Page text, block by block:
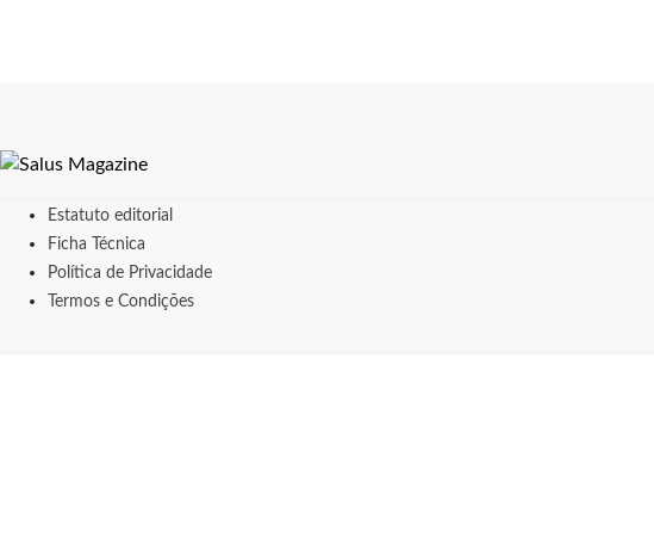
Estatuto editorial
Ficha Técnica
Política de Privacidade
Termos e Condições